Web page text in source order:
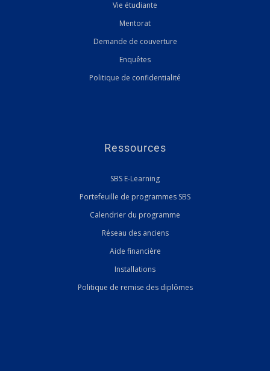
Vie étudiante
Mentorat
Demande de couverture
Enquêtes
Politique de confidentialité
Ressources
SBS E-Learning
Portefeuille de programmes SBS
Calendrier du programme
Réseau des anciens
Aide financière
Installations
Politique de remise des diplômes